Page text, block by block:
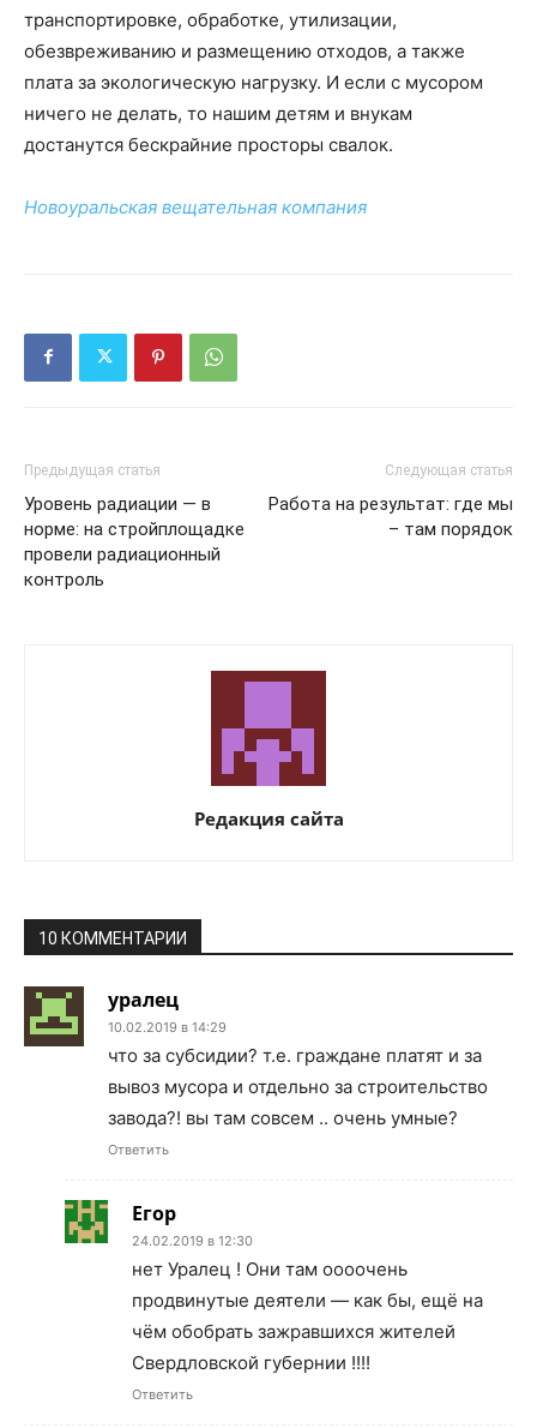
транспортировке, обработке, утилизации,
обезвреживанию и размещению отходов, а также
плата за экологическую нагрузку. И если с мусором
ничего не делать, то нашим детям и внукам
достанутся бескрайние просторы свалок.
Новоуральская вещательная компания
Предыдущая статья
Уровень радиации — в
норме: на стройплощадке
провели радиационный
контроль
Следующая статья
Работа на результат: где мы
– там порядок
Редакция сайта
10 КОММЕНТАРИИ
уралец
10.02.2019 в 14:29
что за субсидии? т.е. граждане платят и за
вывоз мусора и отдельно за строительство
завода?! вы там совсем .. очень умные?
Ответить
Егор
24.02.2019 в 12:30
нет Уралец ! Они там оооочень
продвинутые деятели — как бы, ещё на
чём обобрать зажравшихся жителей
Свердловской губернии !!!!
Ответить